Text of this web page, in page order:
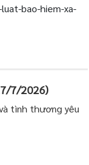
bao-hiem-xa-
7/2026)
tình thương yêu